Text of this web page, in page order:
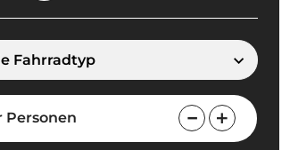
Fahrradtyp
Personen